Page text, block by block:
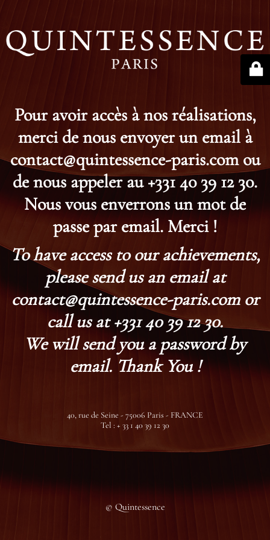
Pour avoir accès à nos réalisations,
merci de nous envoyer un email à
contact@quintessence-paris.com ou
de nous appeler au +331 40 39 12 30.
Nous vous enverrons un mot de
passe par email. Merci !
To have access to our achievements,
please send us an email at
contact@quintessence-paris.com or
call us at +331 40 39 12 30.
We will send you a password by
email. Thank You !
40, rue de Seine - 75006 Paris - FRANCE
Tel : + 33 1 40 39 12 30
© Quintessence